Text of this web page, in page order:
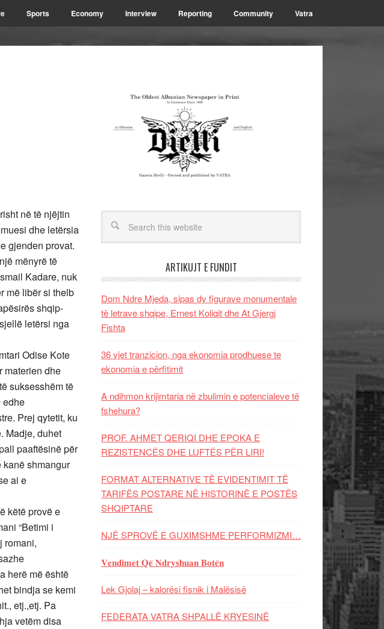
Sports Economy Interview Reporting Community Vatra
në të njëjtin
dhe letërsia
gjenden provat.
mënyrë të
Kadare, nuk
më libër si thelb
shqip-
letërsi nga
Odise Kote
materien dhe
suksesshëm të
edhe
Prej qytetit, ku
Madje, duhet
paaftësinë për
kanë shmangur
ai e
këtë provë e
“Betimi i
romani,
herë më është
bindja se kemi
etj.,etj. Pa
vetëm disa
ARTIKUJT E FUNDIT
Dom Ndre Mjeda, sipas dy figurave monumentale
të letrave shqipe, Ernest Koliqit dhe At Gjergj
Fishta
36 vjet tranzicion, nga ekonomia prodhuese te
ekonomia e përfitimit
A ndihmon krijimtaria në zbulimin e potencialeve të
fshehura?
PROF. AHMET QERIQI DHE EPOKA E
REZISTENCЁS DHE LUFTЁS PЁR LIRI!
FORMAT ALTERNATIVE TË EVIDENTIMIT TË
TARIFËS POSTARE NË HISTORINË E POSTËS
SHQIPTARE
NJË SPROVË E GUXIMSHME PERFORMIZMI…
𝐕𝐞𝐧𝐝𝐢𝐦𝐞𝐭 𝐐𝐞̈ 𝐍𝐝𝐫𝐲𝐬𝐡𝐮𝐚𝐧 𝐁𝐨𝐭𝐞̈𝐧
Lek Gjolaj – kalorësi fisnik i Malësisë
FEDERATA VATRA SHPALLË KRYESINË